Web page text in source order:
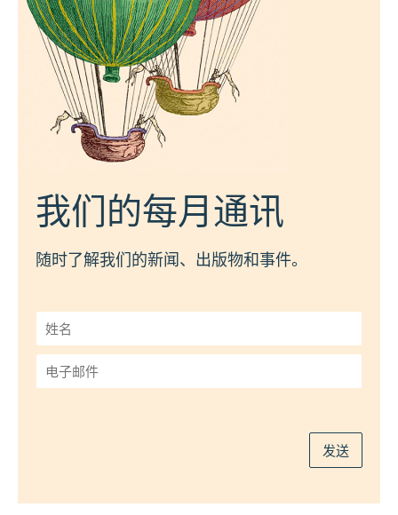
我们的每月通讯
随时了解我们的新闻、出版物和事件。
姓
名
*
子
发送